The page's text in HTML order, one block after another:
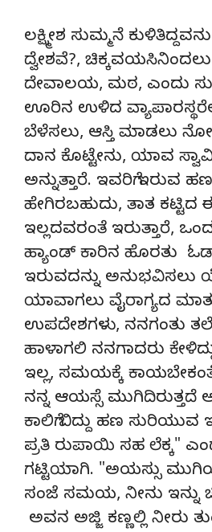
ಲಕ್ಷ್ಮೀಶ ಸುಮ್ಮನೆ
ದ್ವೇಶವೆ?,
ದೇವಾಲಯ, ಮಠ, ಎಂದು
ಊರಿನ ಉಳಿದ
ಬೆಳೆಸಲು, ಆಸ್ತಿ ಮಾಡಲು
ದಾನ ಕೊಟ್ಟೇನು, ಯಾವ
ಅನ್ನುತ್ತಾರೆ. ಇವರಿಗೆ ಇರುವ
ಹೇಗಿರಬಹುದು, ತಾತ
ಇಲ್ಲದವರಂತೆ ಇರುತ್ತಾರೆ,
ಹ್ಯಾಂಡ್ ಕಾರಿನ ಹೊರತು
ಇರುವದನ್ನು ಅನುಭವಿಸಲು
ಯಾವಾಗಲು ವೈರಾಗ್ಯದ
ಉಪದೇಶಗಳು, ನನಗಂತು ತಲೆ
ಹಾಳಾಗಲಿ ನನಗಾದರು
ಇಲ್ಲ, ಸಮಯಕ್ಕೆ
ನನ್ನ ಆಯಸ್ಸೆ ಮುಗಿದಿರುತ್ತದೆ
ಕಾಲಿಗೆ ಬಿದ್ದು ಹಣ ಸುರಿಯುವ
ಪ್ರತಿ ರುಪಾಯಿ ಸಹ ಲೆಕ್ಕ"
ಗಟ್ಟಿಯಾಗಿ. "ಅಯಸ್ಸು
ಸಂಜೆ ಸಮಯ, ನೀನು ಇನ್ನು
ಅವನ ಅಜ್ಜಿ ಕಣ್ಣಲ್ಲಿ ನೀರು